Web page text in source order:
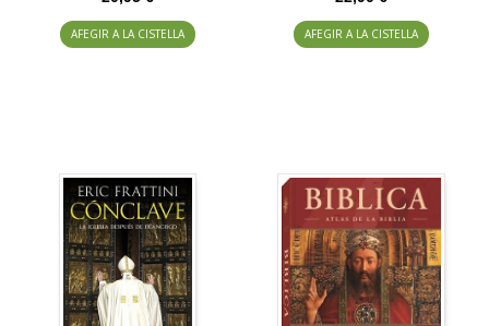
AFEGIR A LA CISTELLA AFEGIR A LA CISTELLA